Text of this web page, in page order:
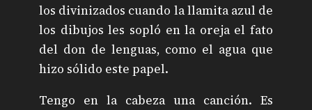
los divinizados cuando la llamita azul de
los dibujos les sopló en la oreja el fato
del don de lenguas, como el agua que
hizo sólido este papel.
Tengo en la cabeza una canción. Es